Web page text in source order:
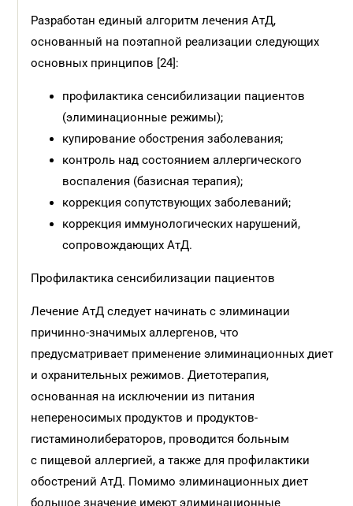
Разработан единый алгоритм лечения АтД,
основанный на поэтапной реализации следующих
основных принципов [24]:
профилактика сенсибилизации пациентов
(элиминационные режимы);
купирование обострения заболевания;
контроль над состоянием аллергического
воспаления (базисная терапия);
коррекция сопутствующих заболеваний;
коррекция иммунологических нарушений,
сопровождающих АтД.
Профилактика сенсибилизации пациентов
Лечение АтД следует начинать с элиминации
причинно-значимых аллергенов, что
предусматривает применение элиминационных диет
и охранительных режимов. Диетотерапия,
основанная на исключении из питания
непереносимых продуктов и продуктов-
гистаминолибераторов, проводится больным
с пищевой аллергией, а также для профилактики
обострений АтД. Помимо элиминационных диет
большое значение имеют элиминационные